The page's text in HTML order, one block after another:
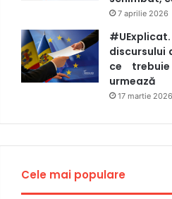
7 aprilie 2026
discursului
ce
urmează
17 martie 2026
Cele mai populare